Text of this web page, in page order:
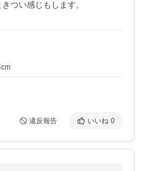
つい感じもします。
違反報告 いいね 0